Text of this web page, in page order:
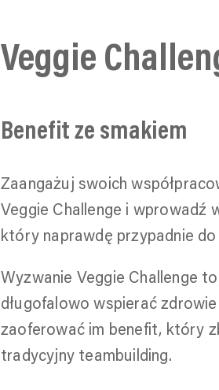
Veggie
Benefit ze smakiem
Zaangażuj swoich
Veggie Challenge i wprowadź
który naprawdę przypadnie
Wyzwanie Veggie Challenge
długofalowo wspierać
zaoferować im benefit, który
tradycyjny teambuilding.